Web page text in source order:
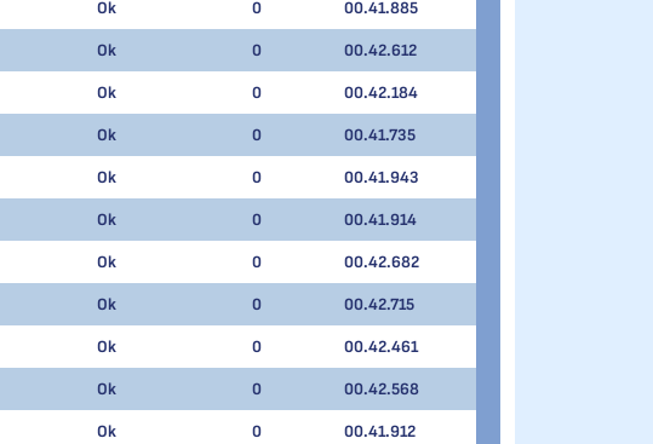
Ok 0 00.41.885
Ok 0 00.42.612
Ok 0 00.42.184
Ok 0 00.41.735
Ok 0 00.41.943
Ok 0 00.41.914
Ok 0 00.42.682
Ok 0 00.42.715
Ok 0 00.42.461
Ok 0 00.42.568
Ok 0 00.41.912